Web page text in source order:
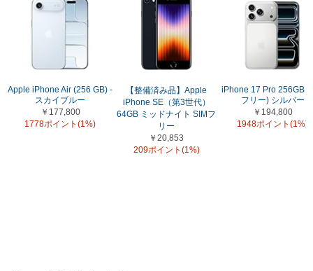
Apple iPhone Air (256 GB) -
スカイブルー
￥177,800
1778ポイント(1%)
【整備済み品】Apple
iPhone SE（第3世代）
64GB ミッドナイト SIMフ
リー
￥20,853
209ポイント(1%)
iPhone 17 Pro 256GB
フリー) シルバー
￥194,800
1948ポイント(1%)